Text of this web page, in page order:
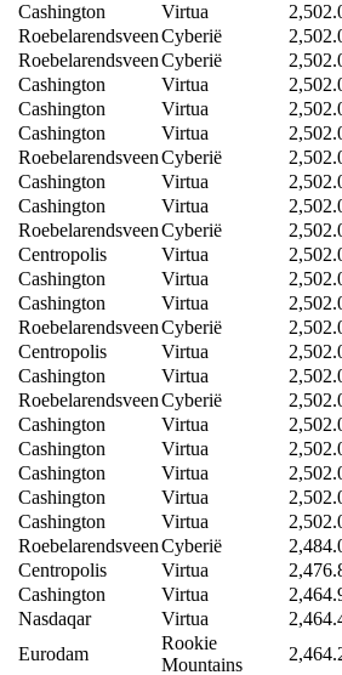
Cashington Virtua
RoebelarendsveenCyberië
RoebelarendsveenCyberië
Cashington Virtua
Cashington Virtua
Cashington Virtua
RoebelarendsveenCyberië
Cashington Virtua
Cashington Virtua
RoebelarendsveenCyberië
Centropolis Virtua
Cashington Virtua
Cashington Virtua
RoebelarendsveenCyberië
Centropolis Virtua
Cashington Virtua
RoebelarendsveenCyberië
Cashington Virtua
Cashington Virtua
Cashington Virtua
Cashington Virtua
Cashington Virtua
RoebelarendsveenCyberië
Centropolis Virtua
Cashington Virtua
Nasdaqar Virtua
Eurodam
Rookie
Mountains